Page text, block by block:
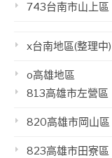
743台南市山上區
x台南地區(整理中)
o高雄地區
813高雄市左營區
820高雄市岡山區
823高雄市田寮區